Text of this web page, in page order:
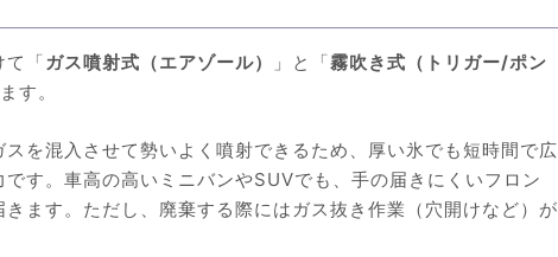
て「ガス噴射式（エアゾール） 」と「霧吹き式（トリガー/ポン
す。
スを混入させて勢いよく噴射できるため、厚い氷でも短時間で広
す。車高の高いミニバンやSUVでも、手の届きにくいフロン
きます。ただし、廃棄する際にはガス抜き作業（穴開けなど）が